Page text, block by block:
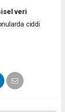
veri
ciddi